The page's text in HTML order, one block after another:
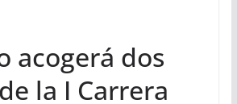
acogerá dos
la I Carrera